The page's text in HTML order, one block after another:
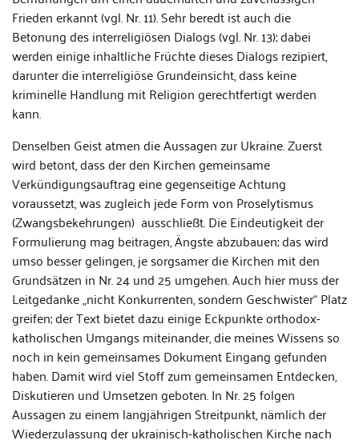
Frieden erkannt (vgl. Nr. 11). Sehr beredt ist auch die
Betonung des interreligiösen Dialogs (vgl. Nr. 13); dabei
werden einige inhaltliche Früchte dieses Dialogs rezipiert,
darunter die interreligiöse Grundeinsicht, dass keine
kriminelle Handlung mit Religion gerechtfertigt werden
kann.
Denselben Geist atmen die Aussagen zur Ukraine. Zuerst
wird betont, dass der den Kirchen gemeinsame
Verkündigungsauftrag eine gegenseitige Achtung
voraussetzt, was zugleich jede Form von Proselytismus
(Zwangsbekehrungen) ausschließt. Die Eindeutigkeit der
Formulierung mag beitragen, Ängste abzubauen; das wird
umso besser gelingen, je sorgsamer die Kirchen mit den
Grundsätzen in Nr. 24 und 25 umgehen. Auch hier muss der
Leitgedanke „nicht Konkurrenten, sondern Geschwister“ Platz
greifen; der Text bietet dazu einige Eckpunkte orthodox-
katholischen Umgangs miteinander, die meines Wissens so
noch in kein gemeinsames Dokument Eingang gefunden
haben. Damit wird viel Stoff zum gemeinsamen Entdecken,
Diskutieren und Umsetzen geboten. In Nr. 25 folgen
Aussagen zu einem langjährigen Streitpunkt, nämlich der
Wiederzulassung der ukrainisch-katholischen Kirche nach